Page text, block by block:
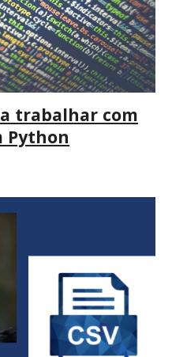
trabalhar com
Python